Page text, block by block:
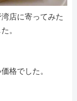
店に寄ってみた
。
格でした。